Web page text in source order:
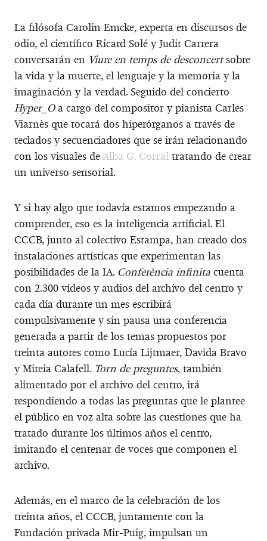
La filósofa Carolin Emcke, experta en discursos de
odio, el científico Ricard Solé y Judit Carrera
conversarán en Viure en temps de desconcertsobre
la vida y la muerte, el lenguaje y la memoria y la
imaginación y la verdad. Seguido del concierto
Hyper_Oa cargo del compositor y pianista Carles
Viarnès que tocará dos hiperórganos a través de
teclados y secuenciadores que se irán relacionando
con los visuales deAlba G. Corral tratando de crear
un universo sensorial.
Y si hay algo que todavía estamos empezando a
comprender, eso es la inteligencia artificial. El
CCCB, junto al colectivo Estampa, han creado dos
instalaciones artísticas que experimentan las
posibilidades de la IA. Conferència infinita cuenta
con 2.300 vídeos y audios del archivo del centro y
cada día durante un mes escribirá
compulsivamente y sin pausa una conferencia
generada a partir de los temas propuestos por
treinta autores como Lucía Lijtmaer, Davida Bravo
y Mireia Calafell. Torn de preguntes, también
alimentado por el archivo del centro, irá
respondiendo a todas las preguntas que le plantee
el público en voz alta sobre las cuestiones que ha
tratado durante los últimos años el centro,
imitando el centenar de voces que componen el
archivo.
Además, en el marco de la celebración de los
treinta años, el CCCB, juntamente con la
Fundación privada Mir-Puig, impulsan un